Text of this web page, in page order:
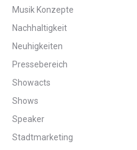
Musik Konzepte
Nachhaltigkeit
Neuhigkeiten
Pressebereich
Showacts
Shows
Speaker
Stadtmarketing